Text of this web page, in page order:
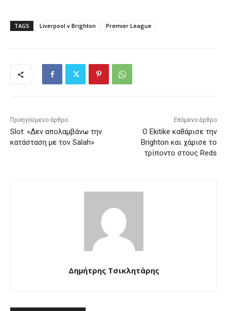
TAGS Liverpool v Brighton Premier League
Προηγούμενο άρθρο
Slot: «Δεν απολαμβάνω την
κατάσταση με τον Salah»
Επόμενο άρθρο
Ο Ekitike καθάρισε την
Brighton και χάρισε το
τρίποντο στους Reds
Δημήτρης Τσικλητάρης